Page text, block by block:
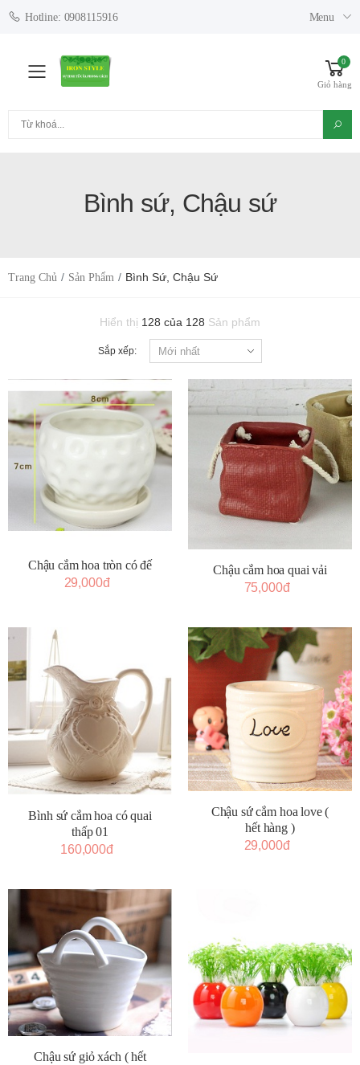
Hotline: 0908115916 Menu
Toggle mobile menu
0
Giỏ hàng
Bình sứ, Chậu sứ
Trang Chủ Sản Phẩm Bình Sứ, Chậu Sứ
Hiển thị 128 của 128 Sản phẩm
Sắp xếp:
Chậu cắm hoa tròn có đế
29,000đ
Chậu cắm hoa quai vải
75,000đ
Bình sứ cắm hoa có quai
thấp 01
160,000đ
Chậu sứ cắm hoa love (
hết hàng )
29,000đ
Chậu sứ giỏ xách ( hết